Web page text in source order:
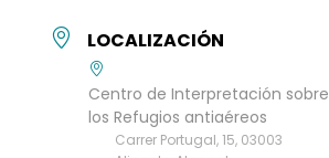
LOCALIZACIÓN
Centro de Interpretación sobre
los Refugios antiaéreos
Carrer Portugal, 15, 03003